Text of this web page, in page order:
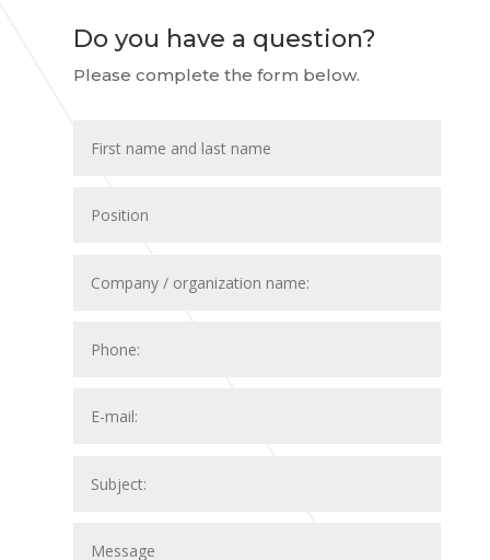
Do you have a question?
Please complete the form below.